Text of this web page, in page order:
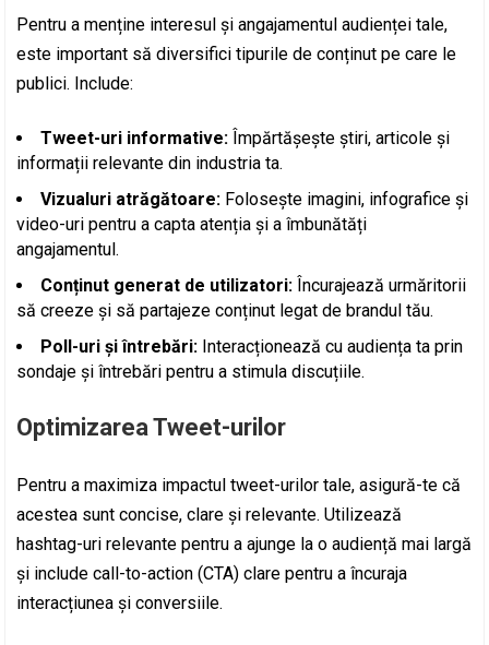
Pentru a menține interesul și angajamentul audienței tale,
este important să diversifici tipurile de conținut pe care le
publici. Include:
Tweet-uri informative: Împărtășește știri, articole și
informații relevante din industria ta.
Vizualuri atrăgătoare: Folosește imagini, infografice și
video-uri pentru a capta atenția și a îmbunătăți
angajamentul.
Conținut generat de utilizatori: Încurajează urmăritorii
să creeze și să partajeze conținut legat de brandul tău.
Poll-uri și întrebări: Interacționează cu audiența ta prin
sondaje și întrebări pentru a stimula discuțiile.
Optimizarea Tweet-urilor
Pentru a maximiza impactul tweet-urilor tale, asigură-te că
acestea sunt concise, clare și relevante. Utilizează
hashtag-uri relevante pentru a ajunge la o audiență mai largă
și include call-to-action (CTA) clare pentru a încuraja
interacțiunea și conversiile.